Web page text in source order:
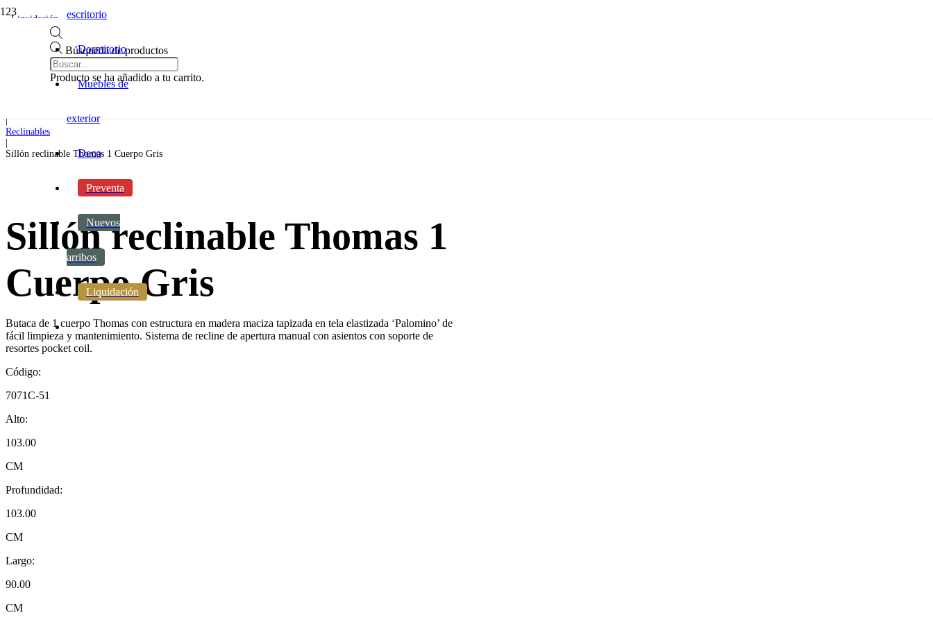
Búsqueda de productos
Producto se ha añadido a tu carrito.
escritorio
Dormitorio
Muebles de
exterior
Deco
Preventa
Nuevos
arribos
Liquidación
Sillones y sofas
|
Reclinables
Sillón reclinable Thomas 1 Cuerpo Gris
Sillón reclinable Thomas 1
Cuerpo Gris
Butaca de 1 cuerpo Thomas con estructura en madera maciza tapizada en tela elastizada ‘Palomino’ de
fácil limpieza y mantenimiento. Sistema de recline de apertura manual con asientos con soporte de
resortes pocket coil.
Código:
7071C-51
Alto:
103.00
CM
Profundidad:
103.00
CM
Largo:
90.00
CM
Liquidación